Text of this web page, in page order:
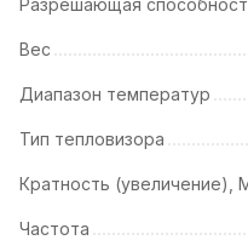
Разрешающая
Вес
Диапазон температур
Тип тепловизора
Кратность (увеличение),
Частота